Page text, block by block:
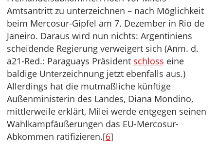
Amtsantritt zu unterzeichnen – nach Möglichkeit
beim Mercosur-Gipfel am 7. Dezember in Rio de
Janeiro. Daraus wird nun nichts: Argentiniens
scheidende Regierung verweigert sich (Anm. d.
a21-Red.: Paraguays Präsident schloss eine
baldige Unterzeichnung jetzt ebenfalls aus.)
Allerdings hat die mutmaßliche künftige
Außenministerin des Landes, Diana Mondino,
mittlerweile erklärt, Milei werde entgegen seinen
Wahlkampfäußerungen das EU-Mercosur-
Abkommen ratifizieren.[6]